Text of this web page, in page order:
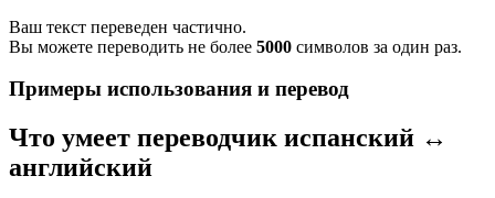
Ваш текст переведен частично.
Вы можете переводить не более 5000 символов за один раз.
Примеры использования и перевод
Что умеет переводчик испанский ↔
английский